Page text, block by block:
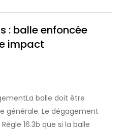
: balle enfoncée
impact
balle doit être
générale. Le dégagement
16.3b que si la balle